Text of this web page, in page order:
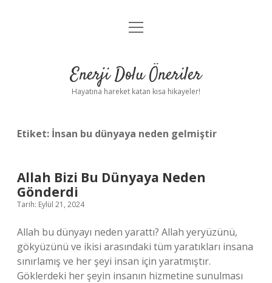
Anasayfa
Yasal Uyarı
menüyü
Enerji Dolu Öneriler
Hayatına hareket katan kısa hikayeler!
Etiket: İnsan bu dünyaya neden gelmiştir
Allah Bizi Bu Dünyaya Neden
Gönderdi
Tarih: Eylül 21, 2024
Allah bu dünyayı neden yarattı? Allah yeryüzünü,
gökyüzünü ve ikisi arasındaki tüm yaratıkları insana
sınırlamış ve her şeyi insan için yaratmıştır.
Göklerdeki her şeyin insanın hizmetine sunulması